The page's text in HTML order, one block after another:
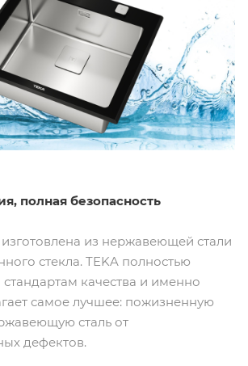
полная безопасность
из нержавеющей стали
стекла. TEKA полностью
качества и именно
самое лучшее: пожизненную
сталь от
дефектов.